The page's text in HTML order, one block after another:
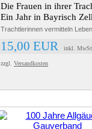
Die Frauen in ihrer
Ein Jahr in Bayrisch Zell
Trachtlerinnen vermitteln
15,00 EUR inkl. MwSt.
zzgl. Versandkosten